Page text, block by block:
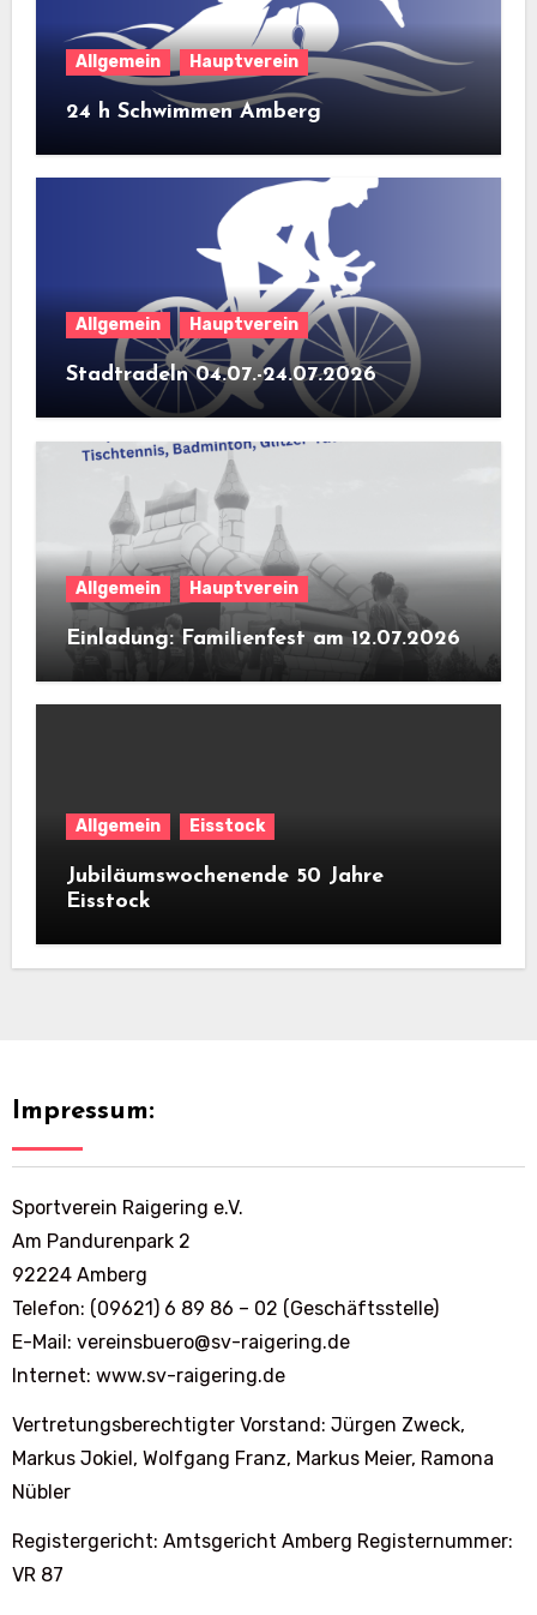
Allgemein Hauptverein
24 h Schwimmen Amberg
Allgemein Hauptverein
Stadtradeln 04.07.-24.07.2026
Allgemein Hauptverein
Einladung: Familienfest am 12.07.2026
Allgemein Eisstock
Jubiläumswochenende 50 Jahre
Eisstock
Impressum:
Sportverein Raigering e.V.
Am Pandurenpark 2
92224 Amberg
Telefon: (09621) 6 89 86 – 02 (Geschäftsstelle)
E-Mail: vereinsbuero@sv-raigering.de
Internet: www.sv-raigering.de
Vertretungsberechtigter Vorstand: Jürgen Zweck,
Markus Jokiel, Wolfgang Franz, Markus Meier, Ramona
Nübler
Registergericht: Amtsgericht Amberg Registernummer:
VR 87